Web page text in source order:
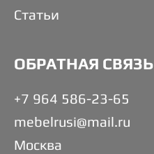
Статьи
ОБРАТНАЯ СВЯЗЬ
+7 964 586-23-65
mebelrusi@mail.ru
Москва